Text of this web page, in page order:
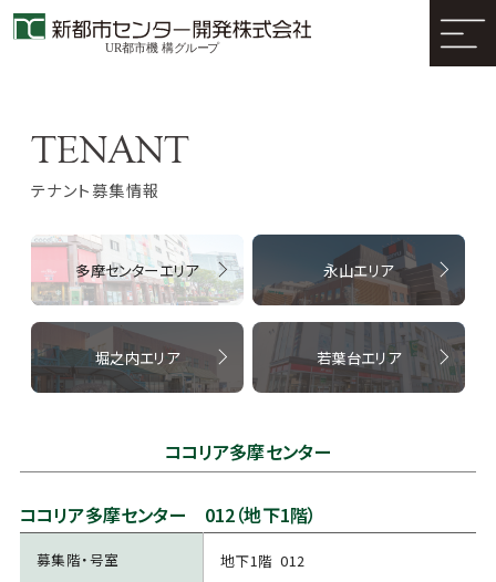
テナント募集情報
多摩センターエリア 永山エリア
堀之内エリア 若葉台エリア
ココリア多摩センター
ココリア多摩センター 012（地下1階）
募集階・号室 地下1階 012